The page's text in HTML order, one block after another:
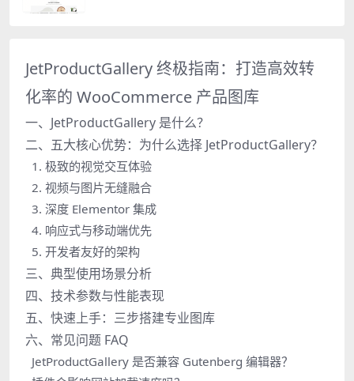
JetProductGallery 终极指南：打造高效转
化率的 WooCommerce 产品图库
一、JetProductGallery 是什么？
二、五大核心优势：为什么选择 JetProductGallery？
1. 极致的视觉交互体验
2. 视频与图片无缝融合
3. 深度 Elementor 集成
4. 响应式与移动端优先
5. 开发者友好的架构
三、典型使用场景分析
四、技术参数与性能表现
五、快速上手：三步搭建专业图库
六、常见问题 FAQ
JetProductGallery 是否兼容 Gutenberg 编辑器？